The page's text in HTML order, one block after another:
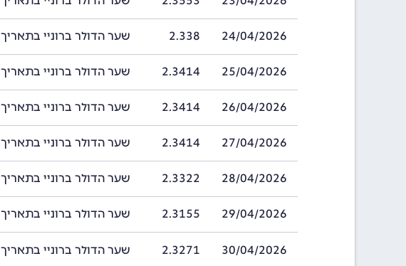
24/04/2026
2.338 שער הדולר ברוניי בתאריך 24/04/2026 הוא 2.338
25/04/2026
2.3414 שער הדולר ברוניי בתאריך 25/04/2026 הוא 2.3414
26/04/2026
2.3414 שער הדולר ברוניי בתאריך 26/04/2026 הוא 2.3414
27/04/2026
2.3414 שער הדולר ברוניי בתאריך 27/04/2026 הוא 2.3414
28/04/2026
2.3322 שער הדולר ברוניי בתאריך 28/04/2026 הוא 2.3322
29/04/2026
2.3155 שער הדולר ברוניי בתאריך 29/04/2026 הוא 2.3155
30/04/2026
2.3271 שער הדולר ברוניי בתאריך 30/04/2026 הוא 2.3271